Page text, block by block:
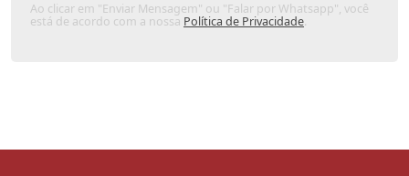
Ao clicar em "Enviar Mensagem" ou "Falar por Whatsapp", você
está de acordo com a nossa Política de Privacidade.